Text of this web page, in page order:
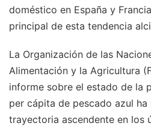
doméstico en España y
principal de esta tendencia
La Organización de las
Alimentación y la Agricultura
informe sobre el estado de la
per cápita de pescado azul ha
trayectoria ascendente en los